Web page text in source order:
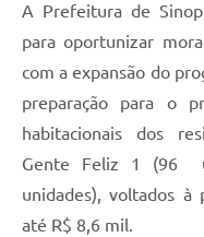
A Prefeitura de
para oportunizar
com a expansão do
preparação para o
habitacionais dos
Gente Feliz 1 (96
unidades), voltados à
até R$ 8,6 mil.